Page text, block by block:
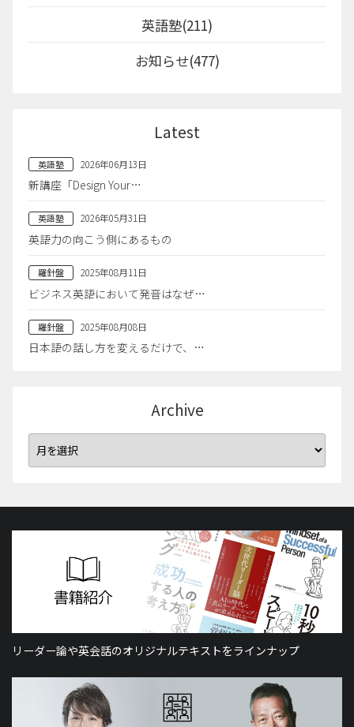
英語塾(211)
お知らせ(477)
Latest
英語塾 2026年06月13日
新講座「Design Your…
英語塾 2026年05月31日
英語力の向こう側にあるもの
羅針盤 2025年08月11日
ビジネス英語において発音はなぜ…
羅針盤 2025年08月08日
日本語の話し方を変えるだけで、…
Archive
リーダー論や英会話のオリジナルテキストをラインナップ